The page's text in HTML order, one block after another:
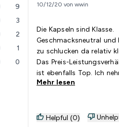
9
3
2
1
0
10/12/20 von wwin
Die Kapseln sind Klasse.
Geschmacksneutral und
zu schlucken da relativ
Das Preis-
ist ebenfalls Top. Ich nehme
sie seit längerem und
Mehr lesen
Helpful (0)